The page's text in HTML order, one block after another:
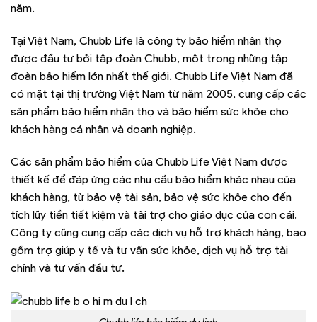
năm.
Tại Việt Nam, Chubb Life là công ty bảo hiểm nhân thọ
được đầu tư bởi tập đoàn Chubb, một trong những tập
đoàn bảo hiểm lớn nhất thế giới. Chubb Life Việt Nam đã
có mặt tại thị trường Việt Nam từ năm 2005, cung cấp các
sản phẩm bảo hiểm nhân thọ và bảo hiểm sức khỏe cho
khách hàng cá nhân và doanh nghiệp.
Các sản phẩm bảo hiểm của Chubb Life Việt Nam được
thiết kế để đáp ứng các nhu cầu bảo hiểm khác nhau của
khách hàng, từ bảo vệ tài sản, bảo vệ sức khỏe cho đến
tích lũy tiền tiết kiệm và tài trợ cho giáo dục của con cái.
Công ty cũng cung cấp các dịch vụ hỗ trợ khách hàng, bao
gồm trợ giúp y tế và tư vấn sức khỏe, dịch vụ hỗ trợ tài
chính và tư vấn đầu tư.